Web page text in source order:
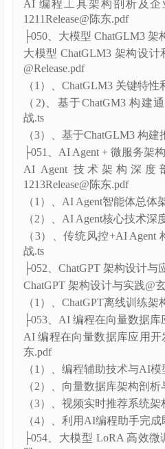
├049、AI 编程工具架构剖
战
AI 编程工具架构剖析及
1211Release@陈东.pdf
├050、大模型 ChatGLM3 架
大模型 ChatGLM3 架构设
@Release.pdf
（1）、ChatGLM3 关键特性
（2)、基于ChatGM3 构建
战.ts
（3）、基于ChatGLM3 构建
├051、AI Agent + 微服务架
AI Agent 技术架构深
1213Release@陈东.pdf
（1）、AI Agent智能体总体
（2）、AI Agent核心技术深度
（3）、传统风控+AI Agent
战.ts
├052、ChatGPT 架构设计与
ChatGPT 架构设计与实践@
（1）、ChatGPT离线训练架
├053、AI 编程在向量数据库
AI 编程在向量数据库应用开
东.pdf
（1）、编程辅助技术与AI模
（2）、向量数据库架构剖
（3）、视频实时推荐系统